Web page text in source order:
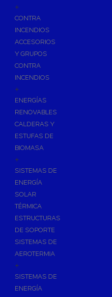
+
CONTRA
INCENDIOS
ACCESORIOS
Y GRUPOS
CONTRA
INCENDIOS
+
ENERGÍAS
RENOVABLES
CALDERAS Y
ESTUFAS DE
BIOMASA
+
SISTEMAS DE
ENERGÍA
SOLAR
TÉRMICA
ESTRUCTURAS
DE SOPORTE
SISTEMAS DE
AEROTERMIA
+
SISTEMAS DE
ENERGÍA